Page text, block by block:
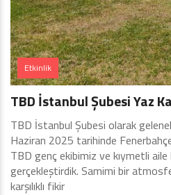
Etkinlik
TBD İstanbul Şubesi Yaz
TBD İstanbul Şubesi olarak
Haziran 2025 tarihinde
TBD genç ekibimiz ve kıymetli aile
gerçekleştirdik. Samimi bir
karşılıklı fikir